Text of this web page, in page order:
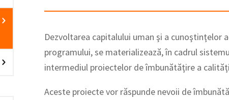
Dezvoltarea capitalului uman şi a cunoştinţelor
programului, se materializează, în cadrul
intermediul proiectelor de îmbunătăţire a
Aceste proiecte vor răspunde nevoii de